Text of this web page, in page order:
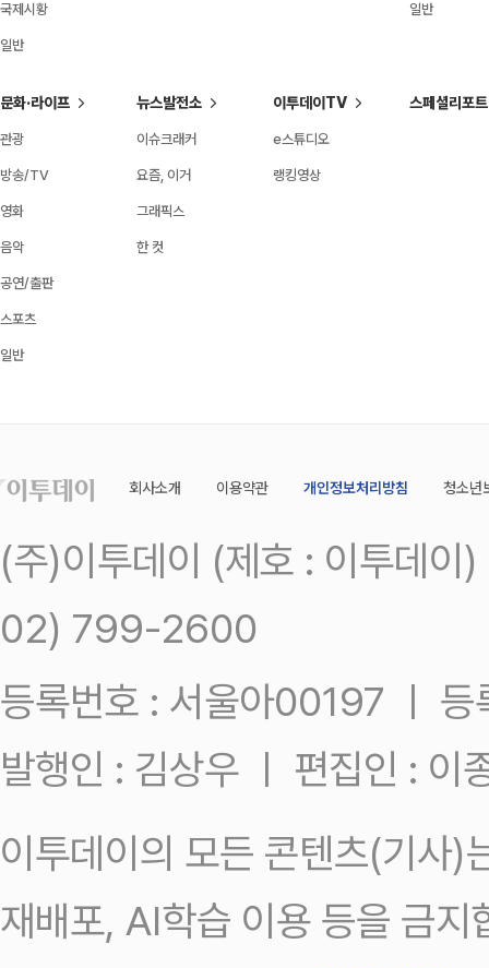
국제시황
일반
일반
문화·라이프
관광
방송/TV
영화
음악
공연/출판
스포츠
일반
뉴스발전소
이슈크래커
요즘, 이거
그래픽스
한 컷
이투데이TV
e스튜디오
랭킹영상
스페셜리포트
회사소개 이용약관 개인정보처리방침 청소년
(주)이투데이 (제호 : 이투데
02) 799-2600
등록번호 : 서울아00197 ㅣ
발행인 : 김상우 ㅣ 편집인 : 이
이투데이의 모든 콘텐츠(기사)
재배포, AI학습 이용 등을 금지